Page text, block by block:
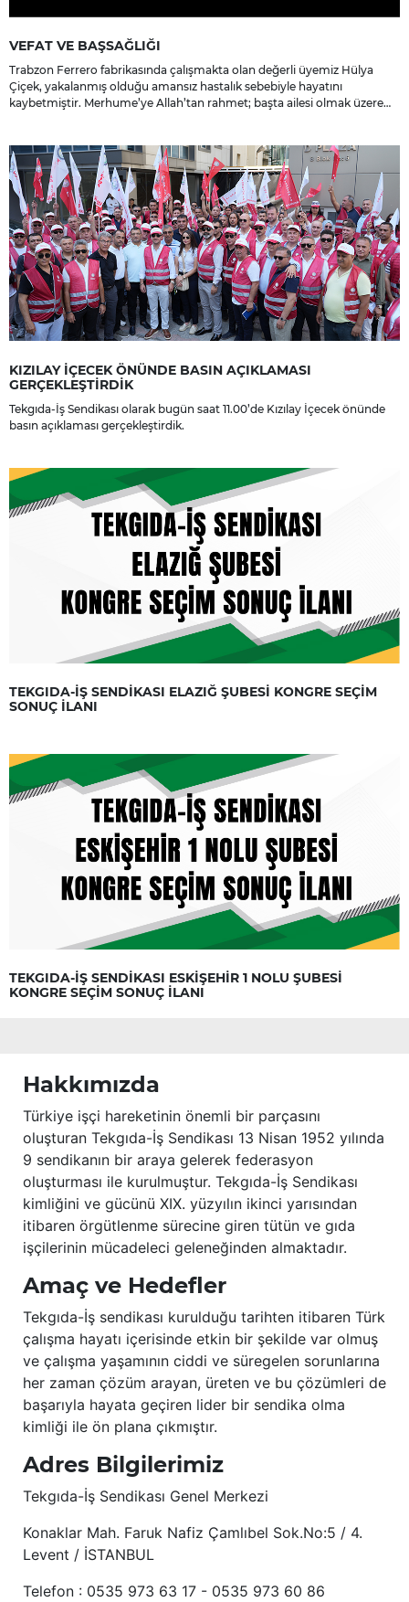
VEFAT VE BAŞSAĞLIĞI
Trabzon Ferrero fabrikasında çalışmakta olan değerli üyemiz Hülya
Çiçek, yakalanmış olduğu amansız hastalık sebebiyle hayatını
kaybetmiştir. Merhume’ye Allah’tan rahmet; başta ailesi olmak üzere
KIZILAY İÇECEK ÖNÜNDE BASIN AÇIKLAMASI
GERÇEKLEŞTİRDİK
Tekgıda-İş Sendikası olarak bugün saat 11.00’de Kızılay İçecek önünde
basın açıklaması gerçekleştirdik.
TEKGIDA-İŞ SENDİKASI ELAZIĞ ŞUBESİ KONGRE SEÇİM
SONUÇ İLANI
TEKGIDA-İŞ SENDİKASI ESKİŞEHİR 1 NOLU ŞUBESİ
KONGRE SEÇİM SONUÇ İLANI
Hakkımızda
Türkiye işçi hareketinin önemli bir parçasını
oluşturan Tekgıda-İş Sendikası 13 Nisan 1952 yılında
9 sendikanın bir araya gelerek federasyon
oluşturması ile kurulmuştur. Tekgıda-İş Sendikası
kimliğini ve gücünü XIX. yüzyılın ikinci yarısından
itibaren örgütlenme sürecine giren tütün ve gıda
işçilerinin mücadeleci geleneğinden almaktadır.
Amaç ve Hedefler
Tekgıda-İş sendikası kurulduğu tarihten itibaren Türk
çalışma hayatı içerisinde etkin bir şekilde var olmuş
ve çalışma yaşamının ciddi ve süregelen sorunlarına
her zaman çözüm arayan, üreten ve bu çözümleri de
başarıyla hayata geçiren lider bir sendika olma
kimliği ile ön plana çıkmıştır.
Adres Bilgilerimiz
Tekgıda-İş Sendikası Genel Merkezi
Konaklar Mah. Faruk Nafiz Çamlıbel Sok.No:5 / 4.
Levent / İSTANBUL
Telefon : 0535 973 63 17 - 0535 973 60 86